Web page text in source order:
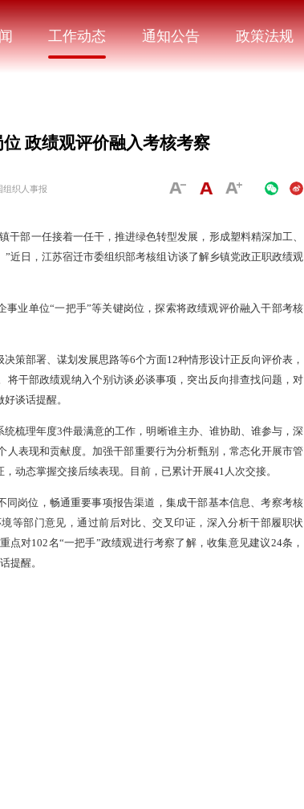
工作动态 通知公告 政策法规
政绩观评价融入考核考察
组织人事报
干部一任接着一任干，推进绿色转型发展，形成塑料精深加工、
近日，江苏宿迁市委组织部考核组访谈了解乡镇党政正职政绩观
业单位“一把手”等关键岗位，探索将政绩观评价融入干部考核
策部署、谋划发展思路等6个方面12种情形设计正反向评价表，
将干部政绩观纳入个别访谈必谈事项，突出反向排查找问题，对
谈话提醒。
梳理年度3件最满意的工作，明晰谁主办、谁协助、谁参与，深
人表现和贡献度。加强干部重要行为分析甄别，常态化开展市管
动态掌握交接后续表现。目前，已累计开展41人次交接。
同岗位，畅通重要事项报告渠道，集成干部基本信息、考察考核
等部门意见，通过前后对比、交叉印证，深入分析干部履职状
点对102名“一把手”政绩观进行考察了解，收集意见建议24条，
提醒。